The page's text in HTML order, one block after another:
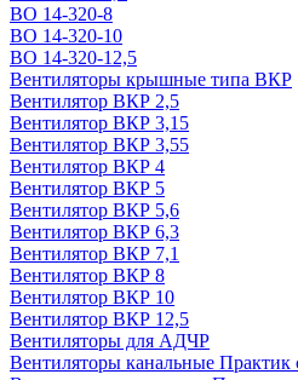
ВО 14-320-8
ВО 14-320-10
ВО 14-320-12,5
Вентиляторы крышные типа ВКР
Вентилятор ВКР 2,5
Вентилятор ВКР 3,15
Вентилятор ВКР 3,55
Вентилятор ВКР 4
Вентилятор ВКР 5
Вентилятор ВКР 5,6
Вентилятор ВКР 6,3
Вентилятор ВКР 7,1
Вентилятор ВКР 8
Вентилятор ВКР 10
Вентилятор ВКР 12,5
Вентиляторы для АДЧР
Вентиляторы канальные